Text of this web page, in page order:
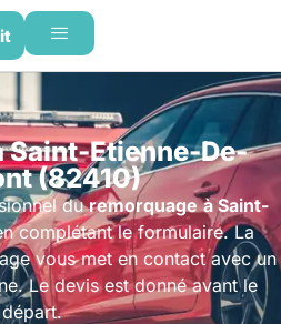
Saint-Etienne-De-
(82410)
duremorquage à Saint-
complétant le formulaire. La
vous met en contact avec un
Le devis est donné avant le
départ.